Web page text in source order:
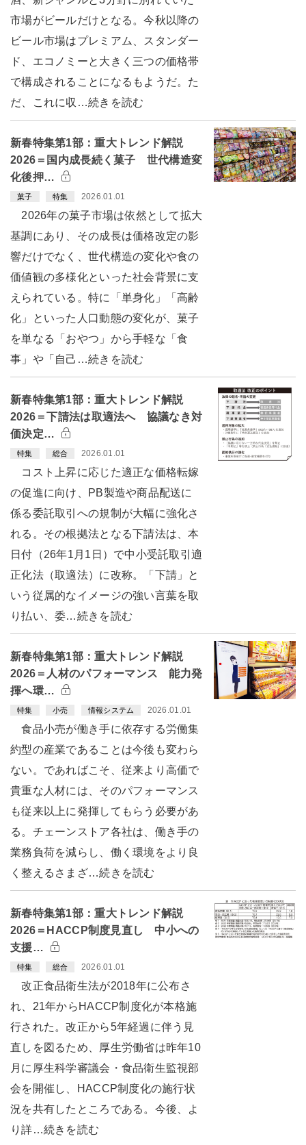
市場がビールだけとなる。今秋以降の
ビール市場はプレミアム、スタンダー
ド、エコノミーと大きく三つの価格帯
で構成されることになるもようだ。た
だ、これに収…続きを読む
新春特集第1部：重大トレンド解説
2026＝国内成長続く菓子 世代構造変
化後押…
菓子 特集 2026.01.01
2026年の菓子市場は依然として拡大
基調にあり、その成長は価格改定の影
響だけでなく、世代構造の変化や食の
価値観の多様化といった社会背景に支
えられている。特に「単身化」「高齢
化」といった人口動態の変化が、菓子
を単なる「おやつ」から手軽な「食
事」や「自己…続きを読む
新春特集第1部：重大トレンド解説
2026＝下請法は取適法へ 協議なき対
価決定…
特集 総合 2026.01.01
コスト上昇に応じた適正な価格転嫁
の促進に向け、PB製造や商品配送に
係る委託取引への規制が大幅に強化さ
れる。その根拠法となる下請法は、本
日付（26年1月1日）で中小受託取引適
正化法（取適法）に改称。「下請」と
いう従属的なイメージの強い言葉を取
り払い、委…続きを読む
新春特集第1部：重大トレンド解説
2026＝人材のパフォーマンス 能力発
揮へ環…
特集 小売 情報システム 2026.01.01
食品小売が働き手に依存する労働集
約型の産業であることは今後も変わら
ない。であればこそ、従来より高価で
貴重な人材には、そのパフォーマンス
も従来以上に発揮してもらう必要があ
る。チェーンストア各社は、働き手の
業務負荷を減らし、働く環境をより良
く整えるさまざ…続きを読む
新春特集第1部：重大トレンド解説
2026＝HACCP制度見直し 中小への
支援…
特集 総合 2026.01.01
改正食品衛生法が2018年に公布さ
れ、21年からHACCP制度化が本格施
行された。改正から5年経過に伴う見
直しを図るため、厚生労働省は昨年10
月に厚生科学審議会・食品衛生監視部
会を開催し、HACCP制度化の施行状
況を共有したところである。今後、よ
り詳…続きを読む